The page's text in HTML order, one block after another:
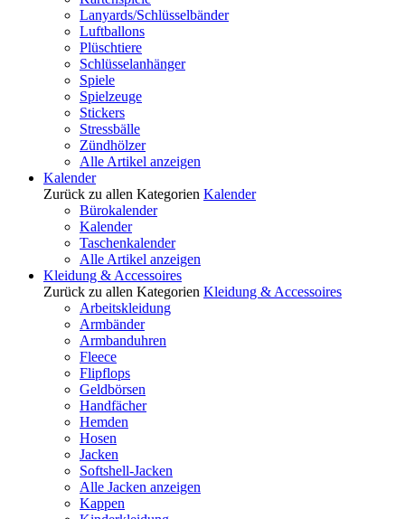
Lanyards/Schlüsselbänder
Luftballons
Plüschtiere
Schlüsselanhänger
Spiele
Spielzeuge
Stickers
Stressbälle
Zündhölzer
Alle Artikel anzeigen
Kalender
Zurück zu allen Kategorien Kalender
Bürokalender
Kalender
Taschenkalender
Alle Artikel anzeigen
Kleidung & Accessoires
Zurück zu allen Kategorien Kleidung & Accessoires
Arbeitskleidung
Armbänder
Armbanduhren
Fleece
Flipflops
Geldbörsen
Handfächer
Hemden
Hosen
Jacken
Softshell-Jacken
Alle Jacken anzeigen
Kappen